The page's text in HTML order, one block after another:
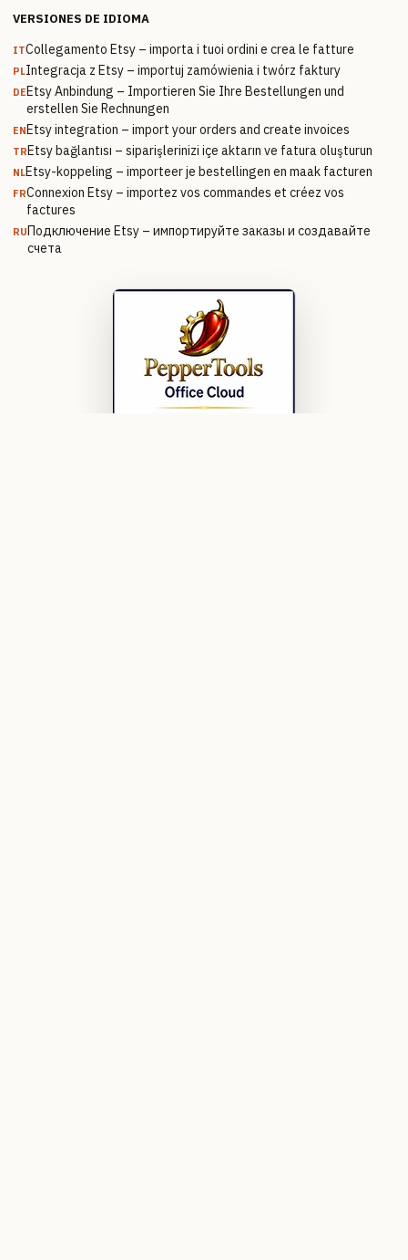
VERSIONES DE IDIOMA
ITCollegamento Etsy – importa i tuoi ordini e crea le fatture
PLIntegracja z Etsy – importuj zamówienia i twórz faktury
DEEtsy Anbindung – Importieren Sie Ihre Bestellungen und
erstellen Sie Rechnungen
ENEtsy integration – import your orders and create invoices
TREtsy bağlantısı – siparişlerinizi içe aktarın ve fatura oluşturun
NLEtsy-koppeling – importeer je bestellingen en maak facturen
FRConnexion Etsy – importez vos commandes et créez vos
factures
RUПодключение Etsy – импортируйте заказы и создавайте
счета